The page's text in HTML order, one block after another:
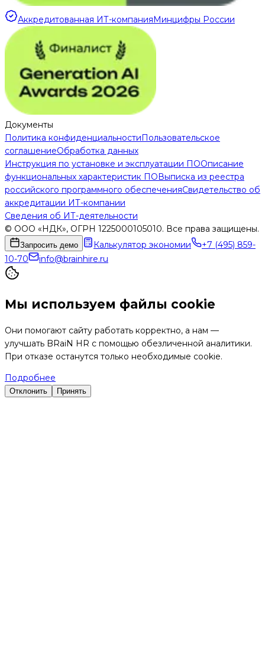
Аккредитованная ИТ-компанияМинцифры России
Документы
Политика конфиденциальностиПользовательское
соглашениеОбработка данных
Инструкция по установке и эксплуатации ПООписание
функциональных характеристик ПОВыписка из реестра
российского программного обеспеченияСвидетельство об
аккредитации ИТ-компании
Сведения об ИТ-деятельности
© ООО «НДК», ОГРН 1225000105010. Все права защищены.
Запросить демо Калькулятор экономии
+7 (495) 859-
10-70
info@brainhire.ru
Мы используем файлы cookie
Они помогают сайту работать корректно, а нам —
улучшать BRaiN HR с помощью обезличенной аналитики.
При отказе останутся только необходимые cookie.
Подробнее
Отклонить Принять